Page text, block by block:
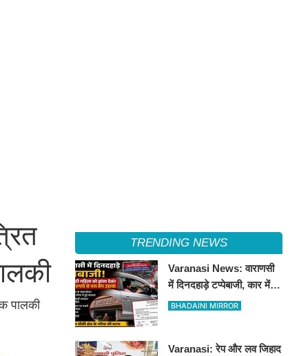
पालकी
TRENDING NEWS
Varanasi News: वाराणसी
में दिनदहाड़े टप्पेबाजी, कार में
बैठी महिला को झांसा देकर 5
BHADAINI MIRROR
Varanasi: रेप और लव जिहाद